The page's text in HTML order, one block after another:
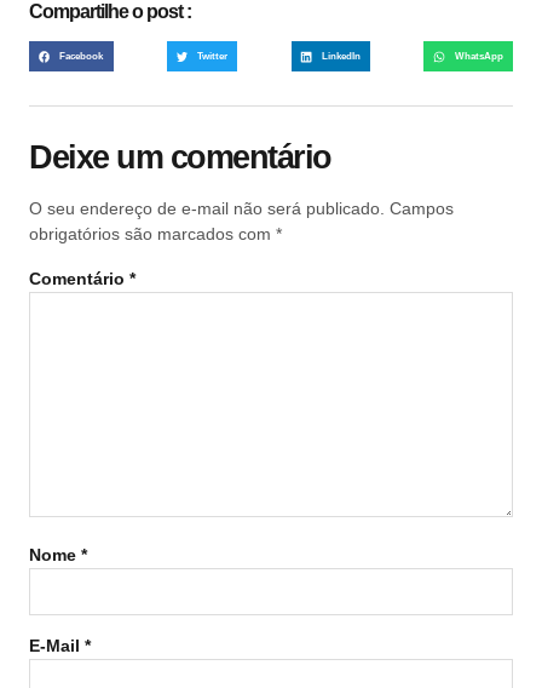
Compartilhe o post :
Facebook Twitter LinkedIn WhatsApp
Deixe um comentário
O seu endereço de e-mail não será publicado. Campos
obrigatórios são marcados com *
Comentário *
Nome *
E-Mail *